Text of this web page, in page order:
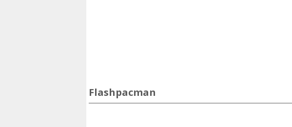
Flashpacman